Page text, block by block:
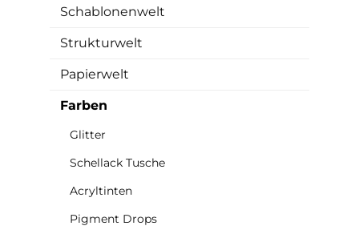
Schablonenwelt
Strukturwelt
Papierwelt
Farben
Glitter
Schellack Tusche
Acryltinten
Pigment Drops